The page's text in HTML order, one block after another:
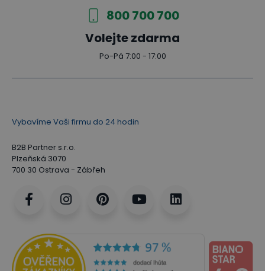
800 700 700
Volejte zdarma
Po-Pá 7:00 - 17:00
Vybavíme Vaši firmu do 24 hodin
B2B Partner s.r.o.
Plzeňská 3070
700 30 Ostrava - Zábřeh